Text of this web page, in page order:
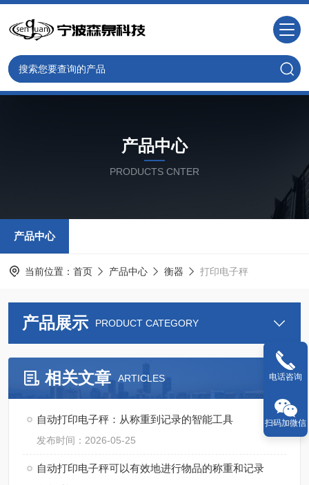
产品中心
PRODUCTS CNTER
产品中心
当前位置： 首页 产品中心 衡器 打印电子秤
产品展示 PRODUCT CATEGORY
相关文章 ARTICLES
自动打印电子秤：从称重到记录的智能工具
发布时间：2026-05-25
自动打印电子秤可以有效地进行物品的称重和记录
电话咨询
扫码加微信